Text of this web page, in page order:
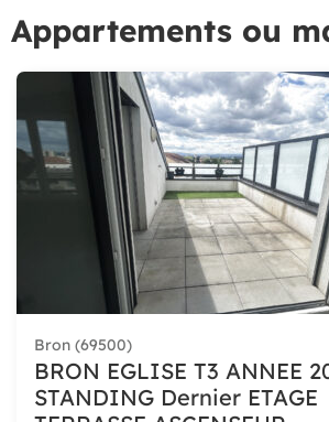
Appartements ou
Bron (69500)
BRON EGLISE T3 ANNEE
STANDING Dernier ETAGE